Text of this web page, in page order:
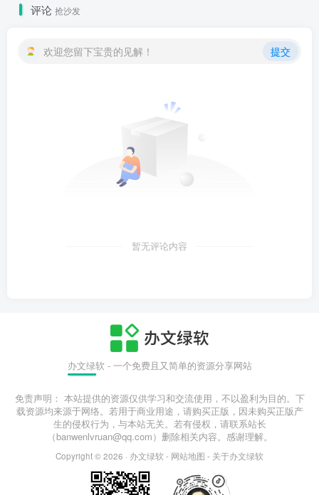
评论 抢沙发
欢迎您留下宝贵的见解！ 提交
暂无评论内容
办文绿软 - 一个免费且又简单的资源分享网站
免责声明： 本站提供的资源仅供学习和交流使用，不以盈利为目的。下
载资源均来源于网络。若用于商业用途，请购买正版，因未购买正版产
生的侵权行为，与本站无关。若有侵权，请联系站长
（banwenlvruan@qq.com）删除相关内容。感谢理解。
Copyright © 2026 · 办文绿软 - 网站地图 - 关于办文绿软